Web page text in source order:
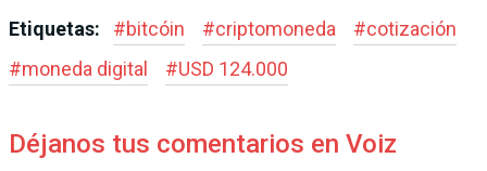
Etiquetas: #bitcóin #criptomoneda #cotización
#moneda digital #USD 124.000
Déjanos tus comentarios en Voiz